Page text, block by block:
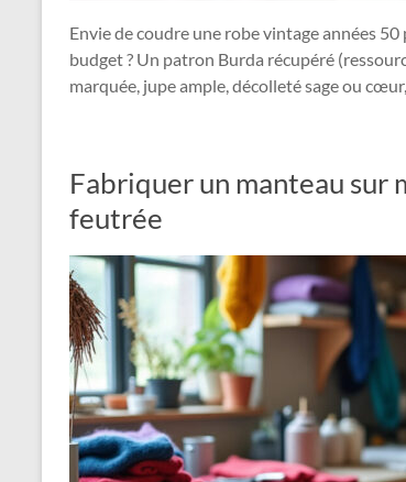
Envie de coudre une robe vintage années
budget ? Un patron Burda récupéré
marquée, jupe ample, décolleté sage ou cœur,
Fabriquer un manteau sur
feutrée